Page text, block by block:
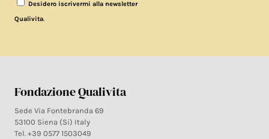
Desidero iscrivermi alla newsletter
Qualivita.
Fondazione Qualivita
Sede Via Fontebranda 69
53100 Siena (Si) Italy
Tel. +39 0577 1503049